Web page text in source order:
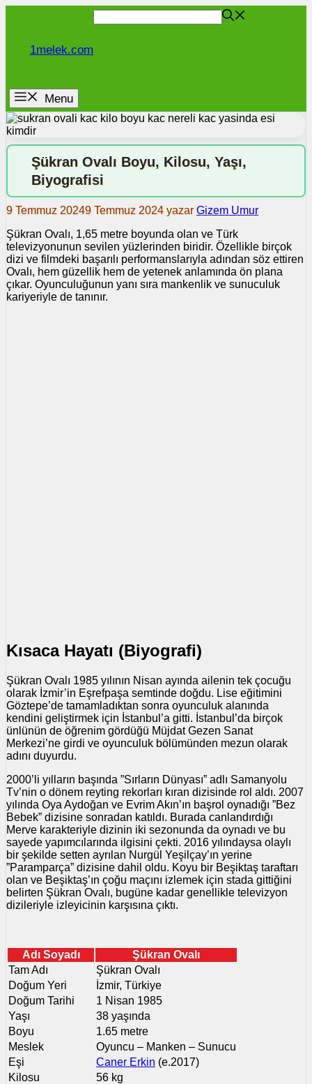
1melek.com
Menu
Şükran Ovalı Boyu, Kilosu, Yaşı,
Biyografisi
9 Temmuz 20249 Temmuz 2024 yazarGizem Umur
Şükran Ovalı, 1,65 metre boyunda olan ve Türk
televizyonunun sevilen yüzlerinden biridir. Özellikle birçok
dizi ve filmdeki başarılı performanslarıyla adından söz ettiren
Ovalı, hem güzellik hem de yetenek anlamında ön plana
çıkar. Oyunculuğunun yanı sıra mankenlik ve sunuculuk
kariyeriyle de tanınır.
Kısaca Hayatı (Biyografi)
Şükran Ovalı 1985 yılının Nisan ayında ailenin tek çocuğu
olarak İzmir’in Eşrefpaşa semtinde doğdu. Lise eğitimini
Göztepe’de tamamladıktan sonra oyunculuk alanında
kendini geliştirmek için İstanbul’a gitti. İstanbul’da birçok
ünlünün de öğrenim gördüğü Müjdat Gezen Sanat
Merkezi’ne girdi ve oyunculuk bölümünden mezun olarak
adını duyurdu.
2000’li yılların başında ”Sırların Dünyası” adlı Samanyolu
Tv’nin o dönem reyting rekorları kıran dizisinde rol aldı. 2007
yılında Oya Aydoğan ve Evrim Akın’ın başrol oynadığı ”Bez
Bebek” dizisine sonradan katıldı. Burada canlandırdığı
Merve karakteriyle dizinin iki sezonunda da oynadı ve bu
sayede yapımcılarında ilgisini çekti. 2016 yılındaysa olaylı
bir şekilde setten ayrılan Nurgül Yeşilçay’ın yerine
”Paramparça” dizisine dahil oldu. Koyu bir Beşiktaş taraftarı
olan ve Beşiktaş’ın çoğu maçını izlemek için stada gittiğini
belirten Şükran Ovalı, bugüne kadar genellikle televizyon
dizileriyle izleyicinin karşısına çıktı.
Adı Soyadı
Şükran Ovalı
Tam Adı
Şükran Ovalı
Doğum Yeri
İzmir, Türkiye
Doğum Tarihi
1 Nisan 1985
Yaşı
38 yaşında
Boyu
1.65 metre
Meslek
Oyuncu – Manken – Sunucu
Eşi
Caner Erkin (e.2017)
Kilosu
56 kg